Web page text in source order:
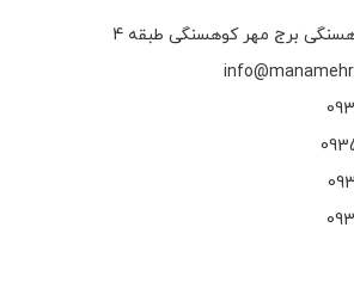
برج مهر کوهسنگی طبقه 4